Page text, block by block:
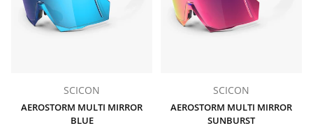
SCICON
AEROSTORM MULTI MIRROR
BLUE
SCICON
AEROSTORM MULTI MIRROR
SUNBURST